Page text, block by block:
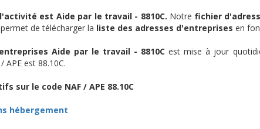
est Aide par le travail - 8810C. Notre fichier
de télécharger la liste des adresses d'entreprises en
Aide par le travail - 8810C est mise à jour
est 88.10C.
sur le code NAF / APE 88.10C
hébergement